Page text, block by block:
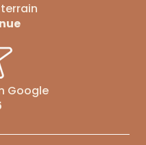
Google